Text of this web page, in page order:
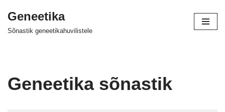
Skip
Geneetika
Sõnastik geneetikahuvilistele
Geneetika sõnastik